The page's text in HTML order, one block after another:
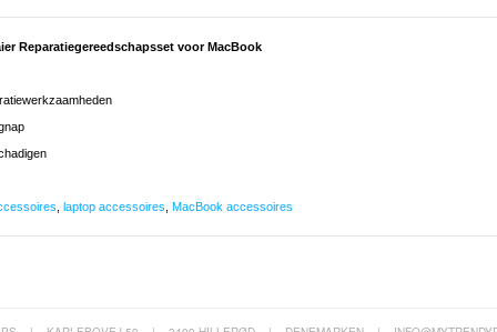
Reparatiegereedschapsset voor MacBook
laptop accessoires MacBook accessoires